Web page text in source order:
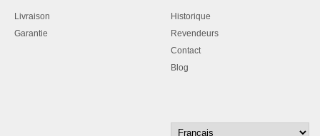
Livraison
Garantie
Historique
Revendeurs
Contact
Blog